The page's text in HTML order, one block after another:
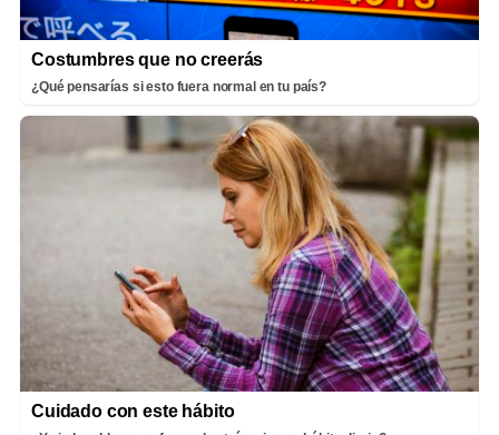
Costumbres que no creerás
¿Qué pensarías si esto fuera normal en tu país?
Cuidado con este hábito